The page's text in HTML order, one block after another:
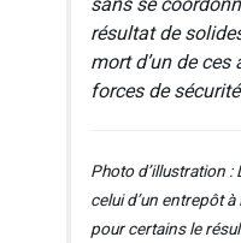
résultat de
mort d’un de
forces de
Photo d’illustration
celui d’un entrepôt
pour certains le